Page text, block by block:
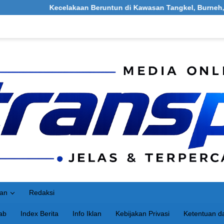
Beruntun di Kawasan Tangkel, Burneh, Bangkalan:
Redaksi
Index Berita Info Iklan Kebijakan Privasi Ketentuan